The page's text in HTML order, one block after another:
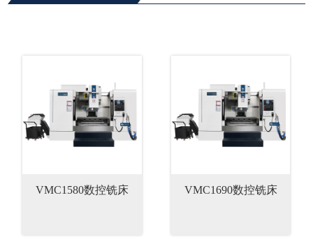
VMC1580数控铣床 VMC1690数控铣床